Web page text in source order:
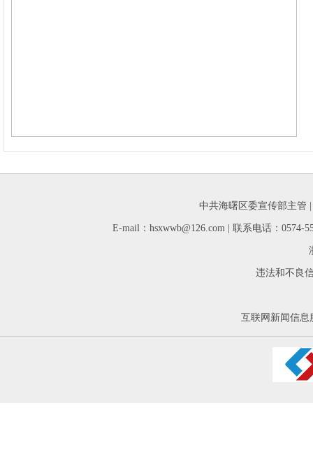
中共海曙区委宣传部主管
E-mail：hsxwwb@126.com | 联系电话：
违法和不良
互联网新闻信息